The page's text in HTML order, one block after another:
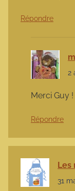
Répondre
2
Merci Guy !
Répondre
31